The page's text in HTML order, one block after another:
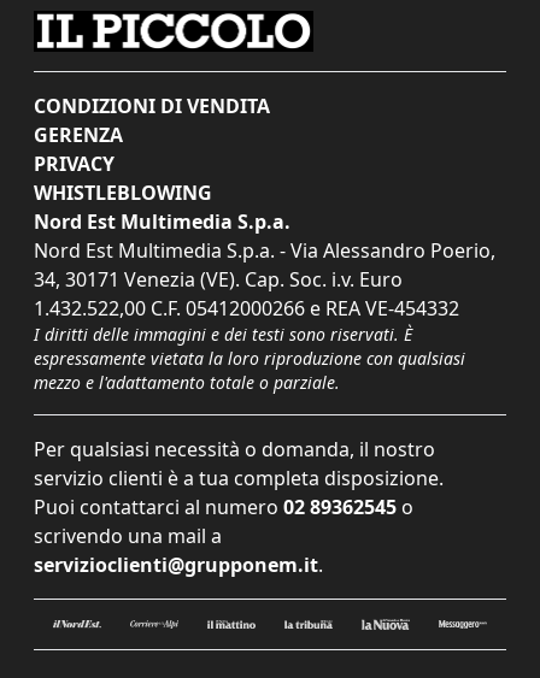
CONDIZIONI DI VENDITA
GERENZA
PRIVACY
WHISTLEBLOWING
Nord Est Multimedia S.p.a.
Nord Est Multimedia S.p.a. - Via Alessandro Poerio,
34, 30171 Venezia (VE). Cap. Soc. i.v. Euro
1.432.522,00 C.F. 05412000266 e REA VE-454332
I diritti delle immagini e dei testi sono riservati. È
espressamente vietata la loro riproduzione con qualsiasi
mezzo e l'adattamento totale o parziale.
Per qualsiasi necessità o domanda, il nostro
servizio clienti è a tua completa disposizione.
Puoi contattarci al numero 02 89362545 o
scrivendo una mail a
servizioclienti@grupponem.it.